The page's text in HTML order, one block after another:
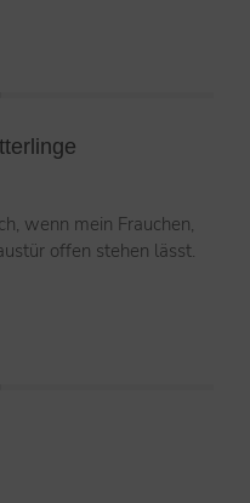
wenn mein Frauchen,
offen stehen lässt.